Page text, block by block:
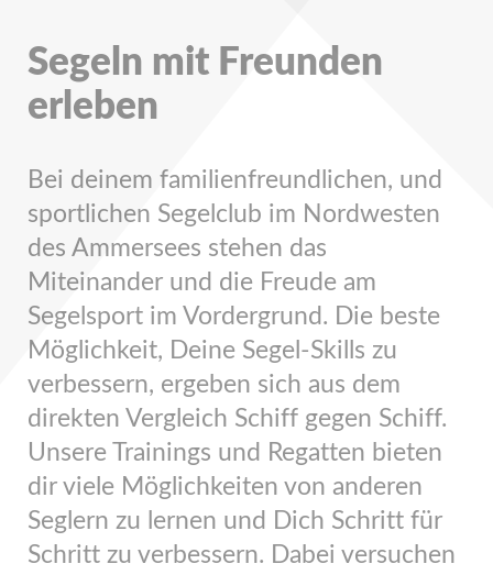
Segeln mit Freunden
erleben
Bei deinem familienfreundlichen, und
sportlichen Segelclub im Nordwesten
des Ammersees stehen das
Miteinander und die Freude am
Segelsport im Vordergrund. Die beste
Möglichkeit, Deine Segel-Skills zu
verbessern, ergeben sich aus dem
direkten Vergleich Schiff gegen Schiff.
Unsere Trainings und Regatten bieten
dir viele Möglichkeiten von anderen
Seglern zu lernen und Dich Schritt für
Schritt zu verbessern. Dabei versuchen